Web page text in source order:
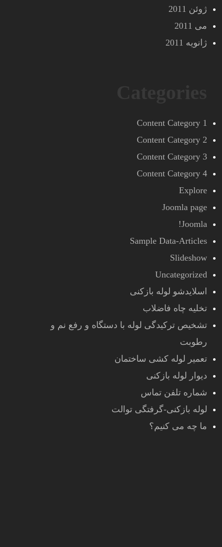
ژوئن 2011
می 2011
ژانویه 2011
Content Category 1
Content Category 2
Content Category 3
Content Category 4
Explore
Joomla page
Joomla!
Sample Data-Articles
Slideshow
Uncategorized
اسلایدشو لوله بازکنی
تخلیه چاه فاضلاب
تشخیص ترکیدگی لوله با دستگاه و رفع نم و
رطوبت
تعمیر لوله کشی ساختمان
دیوار لوله بازکنی
شماره تلفن تماس
لوله بازکنی-گرفتگی توالت
ما چه می کنیم؟